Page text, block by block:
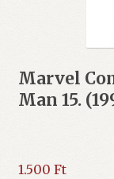
Marvel
Man 15.
1.500 Ft